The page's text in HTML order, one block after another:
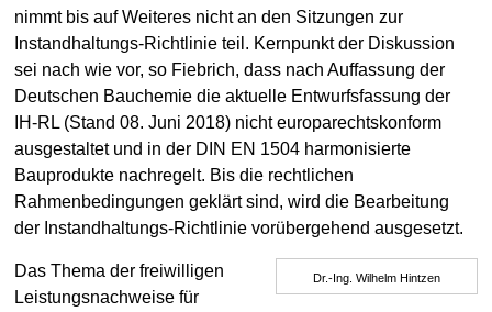
nimmt bis auf Weiteres nicht an den Sitzungen zur
Instandhaltungs-Richtlinie teil. Kernpunkt der Diskussion
sei nach wie vor, so Fiebrich, dass nach Auffassung der
Deutschen Bauchemie die aktuelle Entwurfsfassung der
IH-RL (Stand 08. Juni 2018) nicht europarechtskonform
ausgestaltet und in der DIN EN 1504 harmonisierte
Bauprodukte nachregelt. Bis die rechtlichen
Rahmenbedingungen geklärt sind, wird die Bearbeitung
der Instandhaltungs-Richtlinie vorübergehend ausgesetzt.
Dr.-Ing. Wilhelm Hintzen
Das Thema der freiwilligen
Leistungsnachweise für